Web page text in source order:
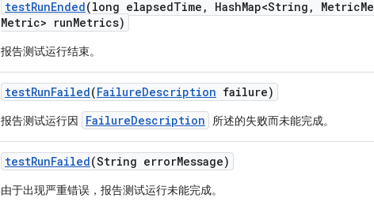
testRunEnded(long elapsedTime , HashMap<String , Metric
Metric> runMetrics)
报告测试运行结束。
testRunFailed(FailureDescription failure)
报告测试运行因 FailureDescription 所述的失败而未能完成。
testRunFailed(String errorMessage)
由于出现严重错误，报告测试运行未能完成。